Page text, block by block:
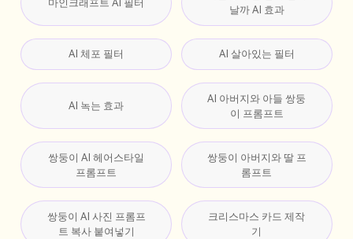
마인크래프트 AI 필터
날까 AI 효과
AI 체포 필터 AI 살아있는 필터
AI 녹는 효과
AI 아버지와 아들 쌍둥
이 프롬프트
쌍둥이 AI 헤어스타일
프롬프트
쌍둥이 아버지와 딸 프
롬프트
쌍둥이 AI 사진 프롬프
트 복사 붙여넣기
크리스마스 카드 제작
기